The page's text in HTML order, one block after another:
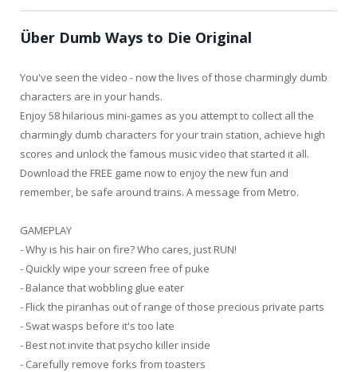
Über Dumb Ways to Die Original
You've seen the video - now the lives of those charmingly dumb
characters are in your hands.
Enjoy 58 hilarious mini-games as you attempt to collect all the
charmingly dumb characters for your train station, achieve high
scores and unlock the famous music video that started it all.
Download the FREE game now to enjoy the new fun and
remember, be safe around trains. A message from Metro.
GAMEPLAY
- Why is his hair on fire? Who cares, just RUN!
- Quickly wipe your screen free of puke
- Balance that wobbling glue eater
- Flick the piranhas out of range of those precious private parts
- Swat wasps before it's too late
- Best not invite that psycho killer inside
- Carefully remove forks from toasters